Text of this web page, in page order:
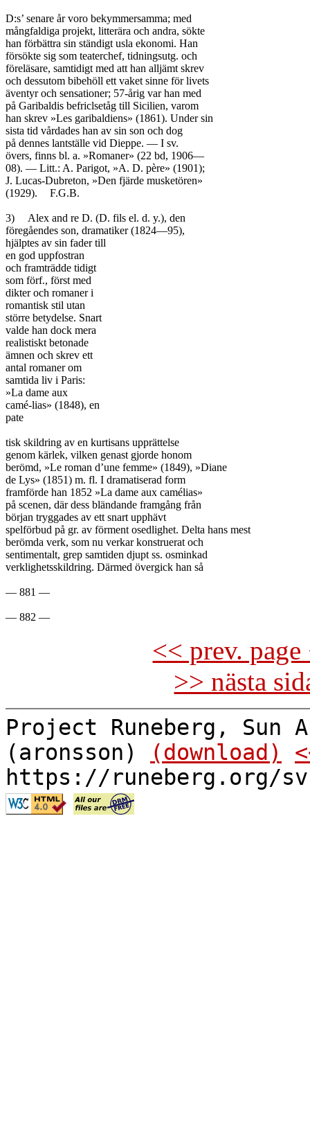
D:s’ senare år voro bekymmersamma; med
mångfaldiga projekt, litterära och andra, sökte
han förbättra sin ständigt usla ekonomi. Han
försökte sig som teaterchef, tidningsutg. och
föreläsare, samtidigt med att han alljämt skrev
och dessutom bibehöll ett vaket sinne för livets
äventyr och sensationer; 57-årig var han med
på Garibaldis befriclsetåg till Sicilien, varom
han skrev »Les garibaldiens» (1861). Under sin
sista tid vårdades han av sin son och dog
på dennes lantställe vid Dieppe. — I sv.
övers, finns bl. a. »Romaner» (22 bd, 1906—
08). — Litt.: A. Parigot, »A. D. père» (1901);
J. Lucas-Dubreton, »Den fjärde musketören»
(1929).	F.G.B.
3)	Alex and re D. (D. fils el. d. y.), den
föregåendes son, dramatiker (1824—95),
hjälptes av sin fader till
en god uppfostran
och framträdde tidigt
som förf., först med
dikter och romaner i
romantisk stil utan
större betydelse. Snart
valde han dock mera
realistiskt betonade
ämnen och skrev ett
antal romaner om
samtida liv i Paris:
»La dame aux
camé-lias» (1848), en
pate
tisk skildring av en kurtisans upprättelse
genom kärlek, vilken genast gjorde honom
berömd, »Le roman d’une femme» (1849), »Diane
de Lys» (1851) m. fl. I dramatiserad form
framförde han 1852 »La dame aux camélias»
på scenen, där dess bländande framgång från
början tryggades av ett snart upphävt
spelförbud på gr. av förment osedlighet. Delta hans mest
berömda verk, som nu verkar konstruerat och
sentimentalt, grep samtiden djupt ss. osminkad
verklighetsskildring. Därmed övergick han så
— 881 —
<< prev.
>> nästa
Project Runeberg, Sun
(aronsson)
(download)
https://runeberg.org/